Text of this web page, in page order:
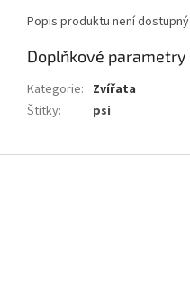
Popis produktu není dostupný
Doplňkové parametry
Kategorie: Zvířata
Štítky: psi